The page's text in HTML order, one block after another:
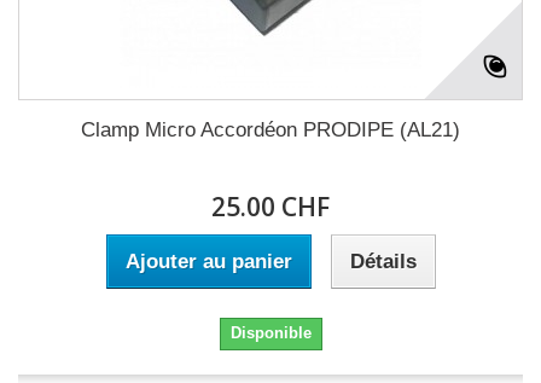
Clamp Micro Accordéon PRODIPE (AL21)
25.00 CHF
Ajouter au panier Détails
Disponible